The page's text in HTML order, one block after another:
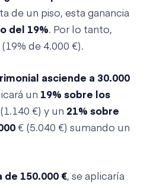
de un piso, esta ganancia
del 19%. Por lo tanto,
de 4.000 €).
asciende a 30.000
un 19% sobre los
(1.140 €) y un 21% sobre
€ (5.040 €) sumando un
de 150.000 €, se aplicaría